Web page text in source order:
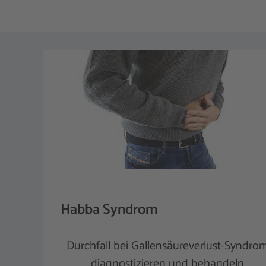
Habba Syndrom
Durchfall bei Gallensäureverlust-